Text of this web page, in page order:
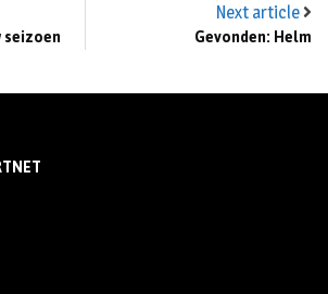
seizoen
Next article
Gevonden: Helm